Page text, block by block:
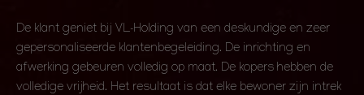
De klant geniet bij VL-Holding van een deskundige en zeer
gepersonaliseerde klantenbegeleiding. De inrichting en
afwerking gebeuren volledig op maat. De kopers hebben de
volledige vrijheid. Het resultaat is dat elke bewoner zijn intrek